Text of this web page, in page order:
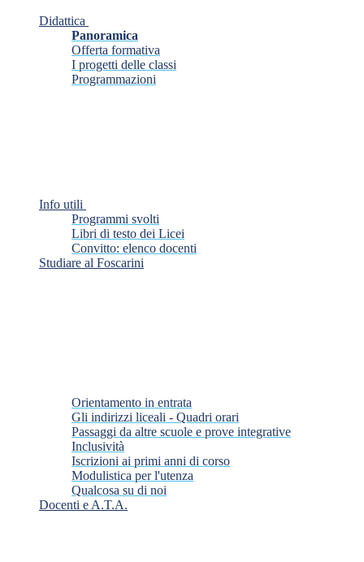
Didattica
Panoramica
Offerta formativa
I progetti delle classi
Programmazioni
Info utili
Programmi svolti
Libri di testo dei Licei
Convitto: elenco docenti
Studiare al Foscarini
Orientamento in entrata
Gli indirizzi liceali - Quadri orari
Passaggi da altre scuole e prove integrative
Inclusività
Iscrizioni ai primi anni di corso
Modulistica per l'utenza
Qualcosa su di noi
Docenti e A.T.A.